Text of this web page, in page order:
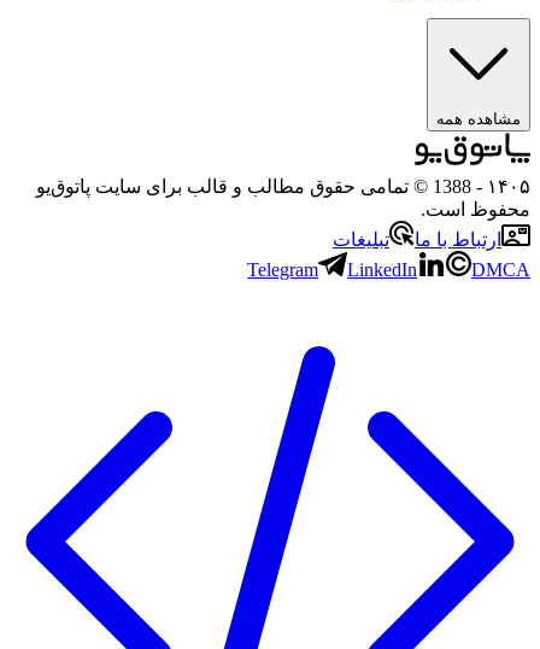
مشاهده همه
۱۴۰۵
- 1388 © تمامی حقوق مطالب و قالب برای سایت پاتوق‌یو
محفوظ است.
ارتباط با ما
تبلیغات
Telegram
LinkedIn DMCA